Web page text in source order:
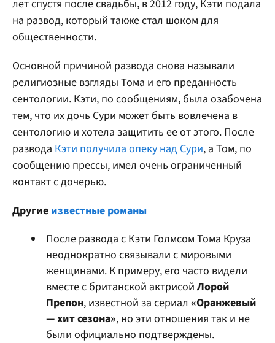
лет спустя после свадьбы, в 2012 году, Кэти подала
на развод, который также стал шоком для
общественности.
Основной причиной развода снова называли
религиозные взгляды Тома и его преданность
сентологии. Кэти, по сообщениям, была озабочена
тем, что их дочь Сури может быть вовлечена в
сентологию и хотела защитить ее от этого. После
развода Кэти получила опеку над Сури, а Том, по
сообщению прессы, имел очень ограниченный
контакт с дочерью.
Другиеизвестные романы
После развода с Кэти Голмсом Тома Круза
неоднократно связывали с мировыми
женщинами. К примеру, его часто видели
вместе с британской актрисой Лорой
Препон, известной за сериал «Оранжевый
— хит сезона», но эти отношения так и не
были официально подтверждены.